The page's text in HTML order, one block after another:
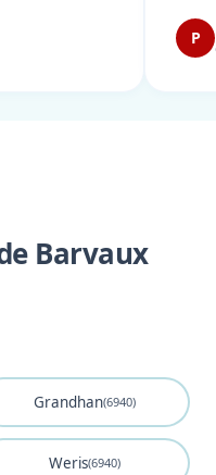
P
Barvaux
Grandhan(6940)
Weris(6940)